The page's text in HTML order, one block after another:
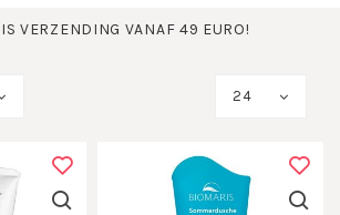
VERZENDING VANAF 49 EURO!
24